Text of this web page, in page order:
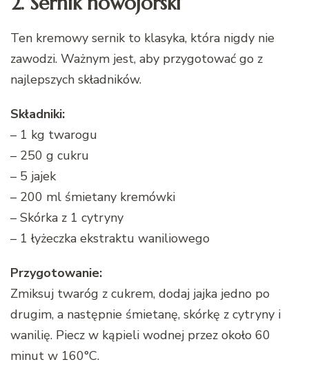
Ten kremowy sernik to klasyka, która nigdy nie
zawodzi. Ważnym jest, aby przygotować go z
najlepszych składników.
Składniki:
– 1 kg twarogu
– 250 g cukru
– 5 jajek
– 200 ml śmietany kremówki
– Skórka z 1 cytryny
– 1 łyżeczka ekstraktu waniliowego
Przygotowanie:
Zmiksuj twaróg z cukrem, dodaj jajka jedno po
drugim, a następnie śmietanę, skórkę z cytryny i
wanilię. Piecz w kąpieli wodnej przez około 60
minut w 160°C.